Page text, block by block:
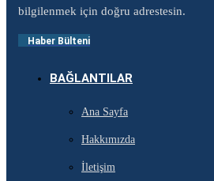
bilgilenmek için doğru adrestesin.
Haber Bülteni
BAĞLANTILAR
Ana Sayfa
Hakkımızda
İletişim